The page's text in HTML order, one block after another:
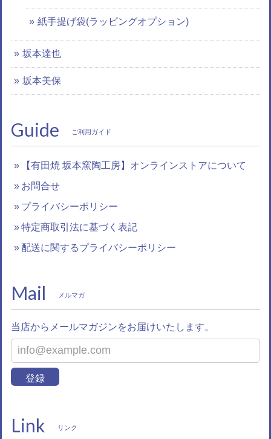
紙手提げ袋(ラッピングオプション)
坂本達也
坂本美保
Guide ご利用ガイド
【有田焼 坂本窯陶工房】オンラインストアについて
お問合せ
プライバシーポリシー
特定商取引法に基づく表記
配送に関するプライバシーポリシー
Mail メルマガ
当店からメールマガジンをお届けいたします。
登録
Link リンク